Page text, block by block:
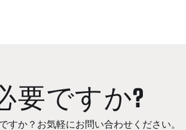
要ですか?
すか？お気軽にお問い合わせください。